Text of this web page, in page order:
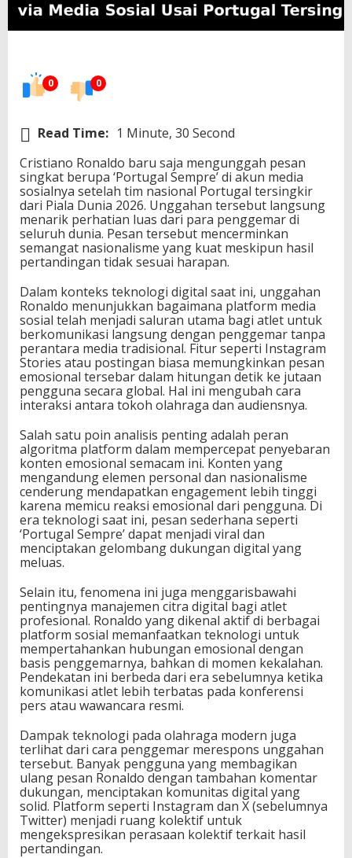
a
o
i
o
n
a
v
i
a
e
d
i
a
S
o
s
i
a
U
s
a
i
P
o
r
t
u
l
T
e
r
s
i
n
g
k
r
0 0
Read Time: 1 Minute, 30 Second
Cristiano Ronaldo baru saja mengunggah pesan
singkat berupa ‘Portugal Sempre’ di akun media
sosialnya setelah tim nasional Portugal tersingkir
dari Piala Dunia 2026. Unggahan tersebut langsung
menarik perhatian luas dari para penggemar di
seluruh dunia. Pesan tersebut mencerminkan
semangat nasionalisme yang kuat meskipun hasil
pertandingan tidak sesuai harapan.
Dalam konteks teknologi digital saat ini, unggahan
Ronaldo menunjukkan bagaimana platform media
sosial telah menjadi saluran utama bagi atlet untuk
berkomunikasi langsung dengan penggemar tanpa
perantara media tradisional. Fitur seperti Instagram
Stories atau postingan biasa memungkinkan pesan
emosional tersebar dalam hitungan detik ke jutaan
pengguna secara global. Hal ini mengubah cara
interaksi antara tokoh olahraga dan audiensnya.
Salah satu poin analisis penting adalah peran
algoritma platform dalam mempercepat penyebaran
konten emosional semacam ini. Konten yang
mengandung elemen personal dan nasionalisme
cenderung mendapatkan engagement lebih tinggi
karena memicu reaksi emosional dari pengguna. Di
era teknologi saat ini, pesan sederhana seperti
‘Portugal Sempre’ dapat menjadi viral dan
menciptakan gelombang dukungan digital yang
meluas.
Selain itu, fenomena ini juga menggarisbawahi
pentingnya manajemen citra digital bagi atlet
profesional. Ronaldo yang dikenal aktif di berbagai
platform sosial memanfaatkan teknologi untuk
mempertahankan hubungan emosional dengan
basis penggemarnya, bahkan di momen kekalahan.
Pendekatan ini berbeda dari era sebelumnya ketika
komunikasi atlet lebih terbatas pada konferensi
pers atau wawancara resmi.
Dampak teknologi pada olahraga modern juga
terlihat dari cara penggemar merespons unggahan
tersebut. Banyak pengguna yang membagikan
ulang pesan Ronaldo dengan tambahan komentar
dukungan, menciptakan komunitas digital yang
solid. Platform seperti Instagram dan X (sebelumnya
Twitter) menjadi ruang kolektif untuk
mengekspresikan perasaan kolektif terkait hasil
pertandingan.